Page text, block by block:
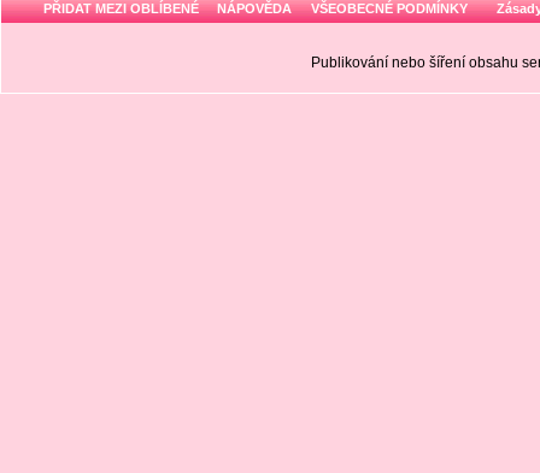
PŘIDAT MEZI OBLÍBENÉ NÁPOVĚDA VŠEOBECNÉ PODMÍNKY
Publikování nebo šíření obsahu